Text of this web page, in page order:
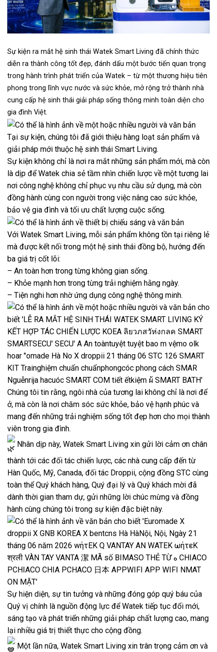
Sự kiện ra mắt hệ sinh thái Watek Smart Living đã chính thức
diễn ra thành công tốt đẹp, đánh dấu một bước tiến quan trọng
trong hành trình phát triển của Watek – từ một thương hiệu tiên
phong trong lĩnh vực nước và sức khỏe, mở rộng trở thành nhà
cung cấp hệ sinh thái giải pháp sống thông minh toàn diện cho
gia đình Việt.
Tại sự kiện, chúng tôi đã giới thiệu hàng loạt sản phẩm và
giải pháp mới thuộc hệ sinh thái Smart Living.
Sự kiện không chỉ là nơi ra mắt những sản phẩm mới, mà còn
là dịp để Watek chia sẻ tầm nhìn chiến lược về một tương lai
nơi công nghệ không chỉ phục vụ nhu cầu sử dụng, mà còn
đồng hành cùng con người trong việc nâng cao sức khỏe,
bảo vệ gia đình và tối ưu chất lượng cuộc sống.
Với Watek Smart Living, mỗi sản phẩm không tồn tại riêng lẻ
mà được kết nối trong một hệ sinh thái đồng bộ, hướng đến
ba giá trị cốt lõi:
– An toàn hơn trong từng không gian sống.
– Khỏe mạnh hơn trong từng trải nghiệm hằng ngày.
– Tiện nghi hơn nhờ ứng dụng công nghệ thông minh.
Chúng tôi tin rằng, ngôi nhà của tương lai không chỉ là nơi để
ở, mà còn là nơi chăm sóc sức khỏe, bảo vệ hạnh phúc và
mang đến những trải nghiệm sống tốt đẹp hơn cho mọi thành
viên trong gia đình.
Nhân dịp này, Watek Smart Living xin gửi lời cảm ơn chân
thành tới các đối tác chiến lược, các nhà cung cấp đến từ
Hàn Quốc, Mỹ, Canada, đối tác Droppii, cộng đồng STC cùng
toàn thể Quý khách hàng, Quý đại lý và Quý khách mời đã
dành thời gian tham dự, gửi những lời chúc mừng và đồng
hành cùng chúng tôi trong sự kiện đặc biệt này.
Sự hiện diện, sự tin tưởng và những đóng góp quý báu của
Quý vị chính là nguồn động lực để Watek tiếp tục đổi mới,
sáng tạo và phát triển những giải pháp chất lượng cao, mang
lại nhiều giá trị thiết thực cho cộng đồng.
Một lần nữa, Watek Smart Living xin trân trọng cảm ơn và